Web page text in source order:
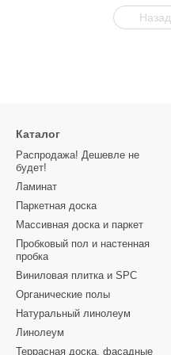
Назад
Каталог
Распродажа! Дешевле не
будет!
Ламинат
Паркетная доска
Массивная доска и паркет
Пробковый пол и настенная
пробка
Виниловая плитка и SPC
Органические полы
Натуральный линолеум
Линолеум
Террасная доска, фасадные